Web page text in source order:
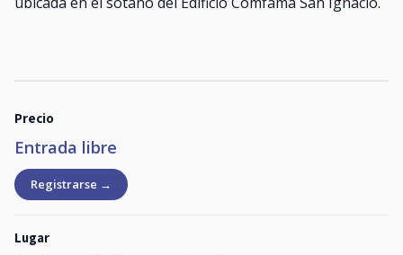
Precio
Entrada libre
Registrarse →
Lugar